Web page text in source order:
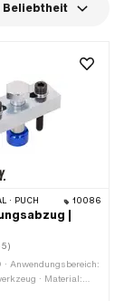
Beliebtheit
· PUCH 10086
|
Anwendungsbereich:
· Material: